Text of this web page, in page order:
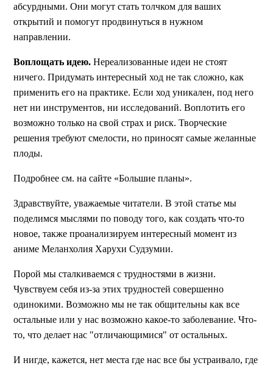
абсурдными. Они могут стать толчком для ваших
открытий и помогут продвинуться в нужном
направлении.
Воплощать идею. Нереализованные идеи не стоят
ничего. Придумать интересный ход не так сложно, как
применить его на практике. Если ход уникален, под него
нет ни инструментов, ни исследований. Воплотить его
возможно только на свой страх и риск. Творческие
решения требуют смелости, но приносят самые желанные
плоды.
Подробнее см. на сайте «Большие планы».
Здравствуйте, уважаемые читатели. В этой статье мы
поделимся мыслями по поводу того, как создать что-то
новое, также проанализируем интересный момент из
аниме Меланхолия Харухи Судзумии.
Порой мы сталкиваемся с трудностями в жизни.
Чувствуем себя из-за этих трудностей совершенно
одинокими. Возможно мы не так общительны как все
остальные или у нас возможно какое-то заболевание. Что-
то, что делает нас "отличающимися" от остальных.
И нигде, кажется, нет места где нас все бы устраивало, где